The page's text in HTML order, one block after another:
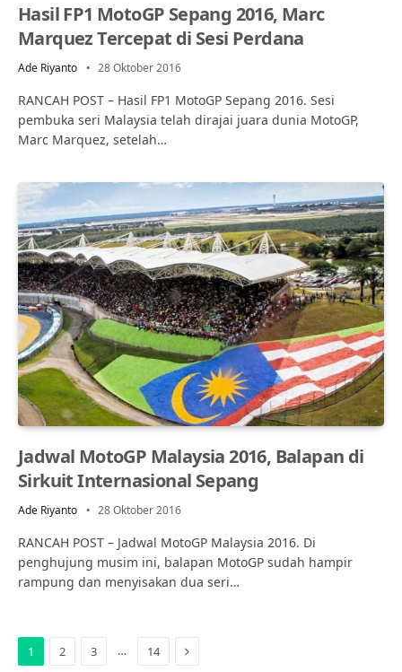
Hasil FP1 MotoGP Sepang 2016, Marc
Marquez Tercepat di Sesi Perdana
Ade Riyanto 28 Oktober 2016
RANCAH POST – Hasil FP1 MotoGP Sepang 2016. Sesi
pembuka seri Malaysia telah dirajai juara dunia MotoGP,
Marc Marquez, setelah…
Jadwal MotoGP Malaysia 2016, Balapan di
Sirkuit Internasional Sepang
Ade Riyanto 28 Oktober 2016
RANCAH POST – Jadwal MotoGP Malaysia 2016. Di
penghujung musim ini, balapan MotoGP sudah hampir
rampung dan menyisakan dua seri…
1 2 3 … 14 Next